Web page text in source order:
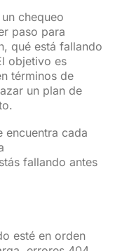
chequeo
paso para
qué está fallando
objetivo es
términos de
un plan de
encuentra cada
fallando antes
esté en orden